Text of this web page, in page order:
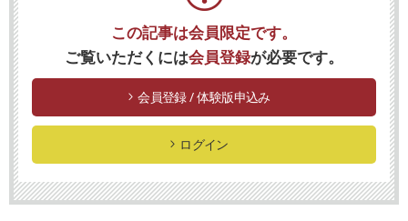
この記事は会員限定です。
ご覧いただくには会員登録が必要です。
会員登録 / 体験版申込み
ログイン